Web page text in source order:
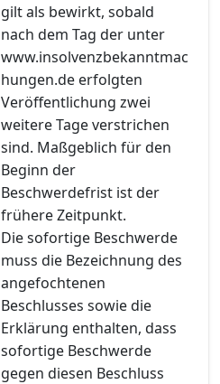
gilt als bewirkt, sobald
nach dem Tag der unter
www.insolvenzbekanntmac
hungen.de erfolgten
Veröffentlichung zwei
weitere Tage verstrichen
sind. Maßgeblich für den
Beginn der
Beschwerdefrist ist der
frühere Zeitpunkt.
Die sofortige Beschwerde
muss die Bezeichnung des
angefochtenen
Beschlusses sowie die
Erklärung enthalten, dass
sofortige Beschwerde
gegen diesen Beschluss